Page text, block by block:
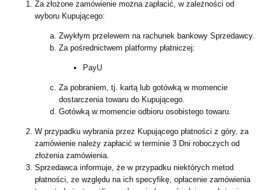
Za złożone zamówienie można zapłacić, w zależności od
wyboru Kupującego:
Zwykłym przelewem na rachunek bankowy Sprzedawcy.
Za pośrednictwem platformy płatniczej:
PayU
Za pobraniem, tj. kartą lub gotówką w momencie
dostarczenia towaru do Kupującego.
Gotówką w momencie odbioru osobistego towaru.
W przypadku wybrania przez Kupującego płatności z góry, za
zamówienie należy zapłacić w terminie 3 Dni roboczych od
złożenia zamówienia.
Sprzedawca informuje, że w przypadku niektórych metod
płatności, ze względu na ich specyfikę, opłacenie zamówienia